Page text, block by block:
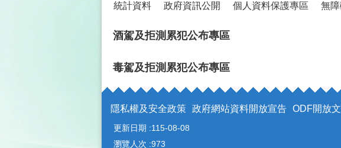
統計資料 政府資訊公開 個人資料保護專區 無
酒駕及拒測累犯公布專區
毒駕及拒測累犯公布專區
隱私權及安全政策 政府網站資料開放宣告 ODF開放
更新日期
115-08-08
瀏覽人次 973